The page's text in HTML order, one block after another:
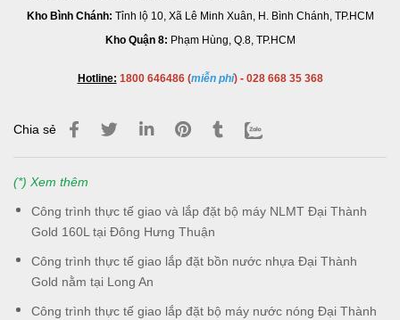
Kho Bình Chánh: Tỉnh lộ 10, Xã Lê Minh Xuân, H. Bình Chánh, TP.HCM
Kho Quận 8: Phạm Hùng, Q.8, TP.HCM
Hotline: 1800 646486 (miễn phí)- 028 668 35 368
Chia sẻ
(*) Xem thêm
Công trình thực tế giao và lắp đặt bộ máy NLMT Đại Thành
Gold 160L tại Đông Hưng Thuận
Công trình thực tế giao lắp đặt bồn nước nhựa Đại Thành
Gold nằm tại Long An
Công trình thực tế giao lắp đặt bộ máy nước nóng Đại Thành